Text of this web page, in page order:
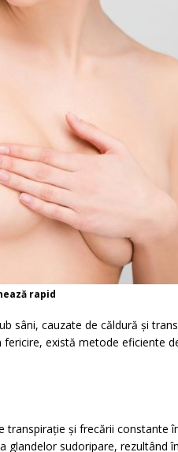
rapid
sâni, cauzate de căldură și
există metode eficiente
transpirație și frecării constante
glandelor sudoripare, rezultând